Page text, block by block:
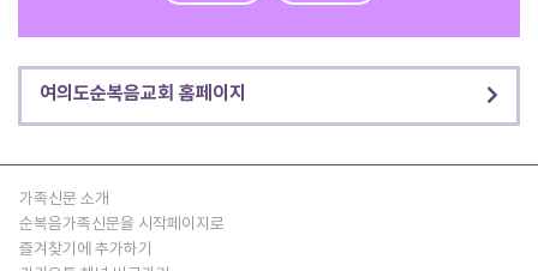
기하성 “성령의 역사 이어가자” 화합으로 하나 돼
여의도순복음교회 홈페이지
가족신문 소개
순복음가족신문을 시작페이지로
즐겨찾기에 추가하기